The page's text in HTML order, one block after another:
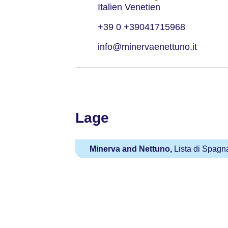
Italien Venetien
+39 0 +39041715968
info@minervaenettuno.it
Lage
Minerva and Nettuno, Lista di